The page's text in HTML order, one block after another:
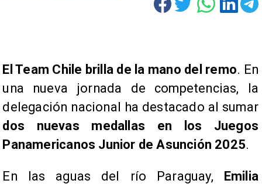
El Team Chile brilla de la mano del remo. En
una nueva jornada de competencias, la
delegación nacional ha destacado al sumar
dos
nuevas medallas en los
Juegos
Panamericanos Junior de Asunción 2025.
En las aguas del río Paraguay,
Emilia